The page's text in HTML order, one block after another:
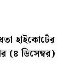
হাইকোর্টের
(৪ ডিসেম্বর)